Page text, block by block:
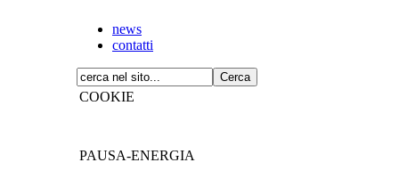
news
contatti
COOKIE
PAUSA-ENERGIA